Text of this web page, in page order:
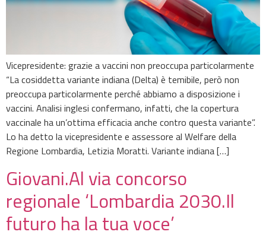
Vicepresidente: grazie a vaccini non preoccupa particolarmente
“La cosiddetta variante indiana (Delta) è temibile, però non
preoccupa particolarmente perché abbiamo a disposizione i
vaccini. Analisi inglesi confermano, infatti, che la copertura
vaccinale ha un’ottima efficacia anche contro questa variante”.
Lo ha detto la vicepresidente e assessore al Welfare della
Regione Lombardia, Letizia Moratti. Variante indiana […]
Giovani.Al via concorso
regionale ‘Lombardia 2030.Il
futuro ha la tua voce’